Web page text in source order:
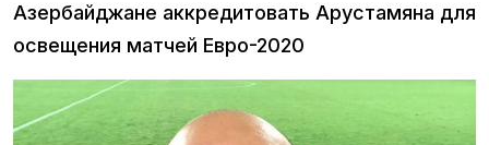
Азербайджане аккредитовать Арустамяна для
освещения матчей Евро-2020